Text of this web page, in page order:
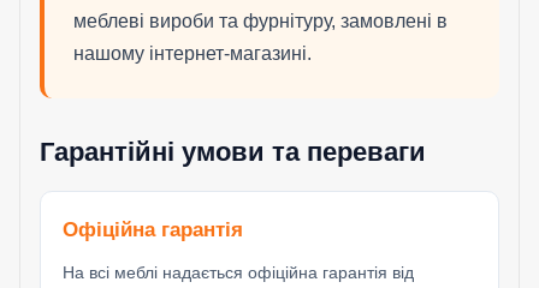
меблеві вироби та фурнітуру, замовлені в
нашому інтернет-магазині.
Гарантійні умови та переваги
Офіційна гарантія
На всі меблі надається офіційна гарантія від